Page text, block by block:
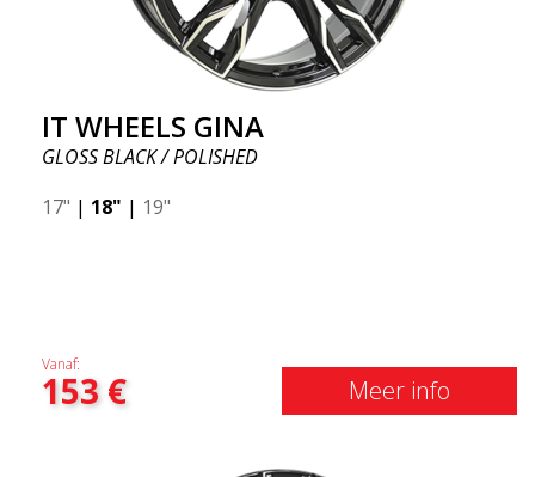
IT WHEELS GINA
GLOSS BLACK / POLISHED
17" | 18" | 19"
Vanaf:
153€ Meer info